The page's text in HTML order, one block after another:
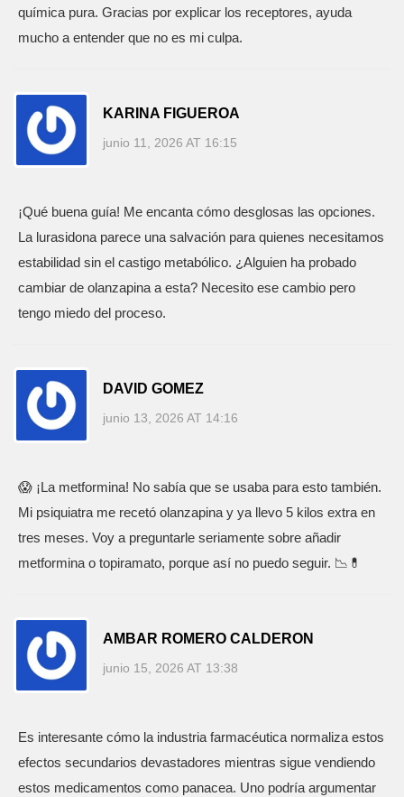
química pura. Gracias por explicar los receptores, ayuda
mucho a entender que no es mi culpa.
KARINA FIGUEROA
junio 11, 2026 AT 16:15
¡Qué buena guía! Me encanta cómo desglosas las opciones.
La lurasidona parece una salvación para quienes necesitamos
estabilidad sin el castigo metabólico. ¿Alguien ha probado
cambiar de olanzapina a esta? Necesito ese cambio pero
tengo miedo del proceso.
DAVID GOMEZ
junio 13, 2026 AT 14:16
😱 ¡La metformina! No sabía que se usaba para esto también.
Mi psiquiatra me recetó olanzapina y ya llevo 5 kilos extra en
tres meses. Voy a preguntarle seriamente sobre añadir
metformina o topiramato, porque así no puedo seguir. 📉💊
AMBAR ROMERO CALDERON
junio 15, 2026 AT 13:38
Es interesante cómo la industria farmacéutica normaliza estos
efectos secundarios devastadores mientras sigue vendiendo
estos medicamentos como panacea. Uno podría argumentar